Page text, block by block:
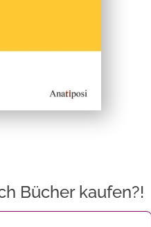
Bücher kaufen?!